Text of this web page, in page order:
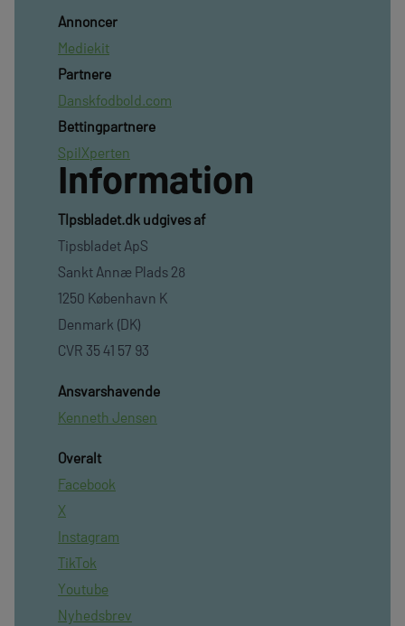
Annoncer
Mediekit
Partnere
Danskfodbold.com
Bettingpartnere
SpilXperten
Information
TIpsbladet.dk udgives af
Tipsbladet ApS
Sankt Annæ Plads 28
1250 København K
Denmark (DK)
CVR 35 41 57 93
Ansvarshavende
Kenneth Jensen
Overalt
Facebook
X
Instagram
TikTok
Youtube
Nyhedsbrev